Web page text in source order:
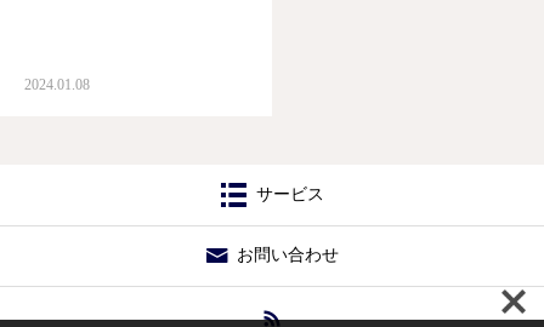
2024.01.08
サービス
お問い合わせ